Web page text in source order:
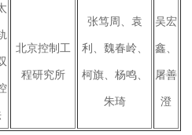
北京控制工
程研究所
张笃周、袁
利、魏春岭、
柯旗、杨鸣、
朱琦
吴宏
鑫、
屠善
澄